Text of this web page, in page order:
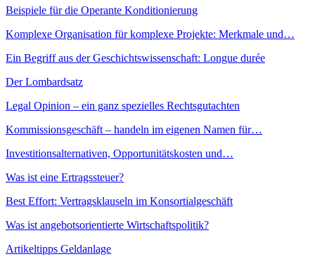
Beispiele für die Operante Konditionierung
Komplexe Organisation für komplexe Projekte: Merkmale und…
Ein Begriff aus der Geschichtswissenschaft: Longue durée
Der Lombardsatz
Legal Opinion – ein ganz spezielles Rechtsgutachten
Kommissionsgeschäft – handeln im eigenen Namen für…
Investitionsalternativen, Opportunitätskosten und…
Was ist eine Ertragssteuer?
Best Effort: Vertragsklauseln im Konsortialgeschäft
Was ist angebotsorientierte Wirtschaftspolitik?
Artikeltipps Geldanlage